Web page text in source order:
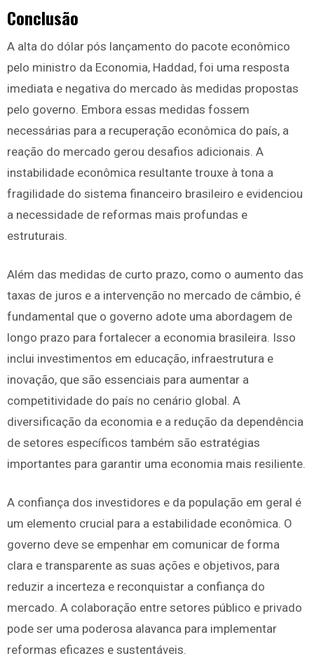
Conclusão
A alta do dólar pós lançamento do pacote econômico
pelo ministro da Economia, Haddad, foi uma resposta
imediata e negativa do mercado às medidas propostas
pelo governo. Embora essas medidas fossem
necessárias para a recuperação econômica do país, a
reação do mercado gerou desafios adicionais. A
instabilidade econômica resultante trouxe à tona a
fragilidade do sistema financeiro brasileiro e evidenciou
a necessidade de reformas mais profundas e
estruturais.
Além das medidas de curto prazo, como o aumento das
taxas de juros e a intervenção no mercado de câmbio, é
fundamental que o governo adote uma abordagem de
longo prazo para fortalecer a economia brasileira. Isso
inclui investimentos em educação, infraestrutura e
inovação, que são essenciais para aumentar a
competitividade do país no cenário global. A
diversificação da economia e a redução da dependência
de setores específicos também são estratégias
importantes para garantir uma economia mais resiliente.
A confiança dos investidores e da população em geral é
um elemento crucial para a estabilidade econômica. O
governo deve se empenhar em comunicar de forma
clara e transparente as suas ações e objetivos, para
reduzir a incerteza e reconquistar a confiança do
mercado. A colaboração entre setores público e privado
pode ser uma poderosa alavanca para implementar
reformas eficazes e sustentáveis.